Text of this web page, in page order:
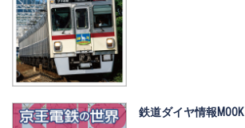
鉄道ダイヤ情報MOOK